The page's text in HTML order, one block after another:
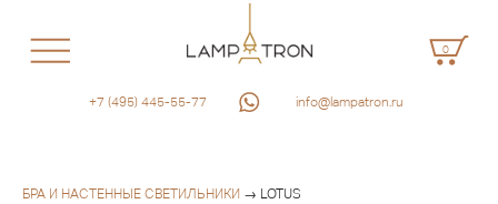
0
+7 (495) 445-55-77 info@lampatron.ru
БРА И НАСТЕННЫЕ СВЕТИЛЬНИКИ → LOTUS